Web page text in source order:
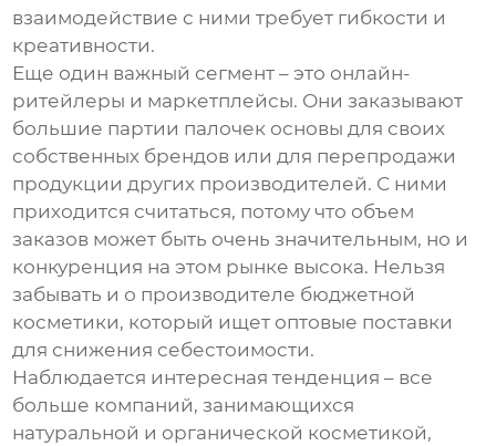
взаимодействие с ними требует гибкости и
креативности.
Еще один важный сегмент – это онлайн-
ритейлеры и маркетплейсы. Они заказывают
большие партии палочек основы для своих
собственных брендов или для перепродажи
продукции других производителей. С ними
приходится считаться, потому что объем
заказов может быть очень значительным, но и
конкуренция на этом рынке высока. Нельзя
забывать и о производителе бюджетной
косметики, который ищет оптовые поставки
для снижения себестоимости.
Наблюдается интересная тенденция – все
больше компаний, занимающихся
натуральной и органической косметикой,